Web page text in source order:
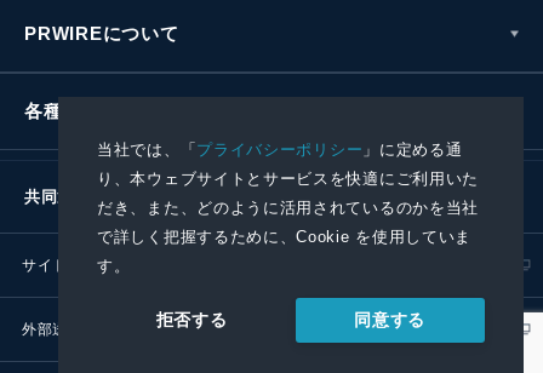
当社では、「プライバシーポリシー 」に定める通
り、本ウェブサイトとサービスを快適にご利用いた
だき、また、どのように活用されているのかを当社
で詳しく把握するために、Cookie を使用していま
す。
拒否する 同意する
PRWIREについて
各種お問い合わせ
共同通信社グループ
サイトポリシー
外部送信ポリシー プレスリリース取扱基準